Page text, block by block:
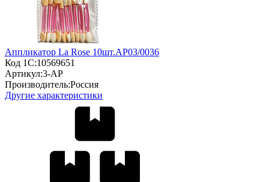
Аппликатор La Rose 10шт.AP03/0036
Код 1С:10569651
Артикул:3-АР
Производитель:Россия
Другие характеристики